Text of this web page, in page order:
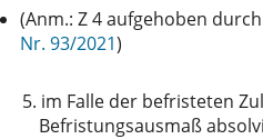
(Anm.: Z 4 aufgehoben
Nr. 93/2021)
5. im Falle der befristeten
Befristungsausmaß